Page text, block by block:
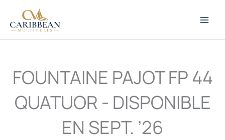
contenido
FOUNTAINE PAJOT FP 44
QUATUOR - DISPONIBLE
EN SEPT. ’26